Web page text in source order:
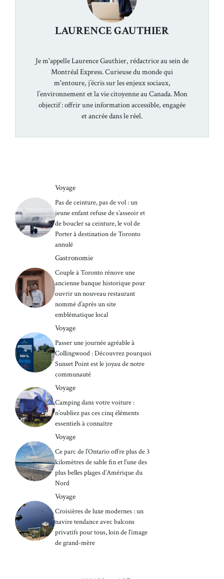
LAURENCE GAUTHIER
Je m'appelle Laurence Gauthier, rédactrice au sein de
Montréal Express. Curieuse du monde qui
m'entoure, j’écris sur les enjeux sociaux,
l’environnement et la vie citoyenne au Canada. Mon
objectif : offrir une information accessible, engagée
et ancrée dans le réel.
Voyage
Pas de ceinture, pas de vol : un
jeune enfant refuse de s’asseoir et
de boucler sa ceinture, le vol de
Porter à destination de Toronto
annulé
Gastronomie
Couple à Toronto rénove une
ancienne banque historique pour
ouvrir un nouveau restaurant
nommé d’après un site
emblématique local
Voyage
Passer une journée agréable à
Collingwood : Découvrez pourquoi
Sunset Point est le joyau de notre
communauté
Voyage
Camping dans votre voiture :
n’oubliez pas ces cinq éléments
essentiels à connaître
Voyage
Ce parc de l’Ontario offre plus de 3
kilomètres de sable fin et l’une des
plus belles plages d’Amérique du
Nord
Voyage
Croisières de luxe modernes : un
navire tendance avec balcons
privatifs pour tous, loin de l’image
de grand-mère